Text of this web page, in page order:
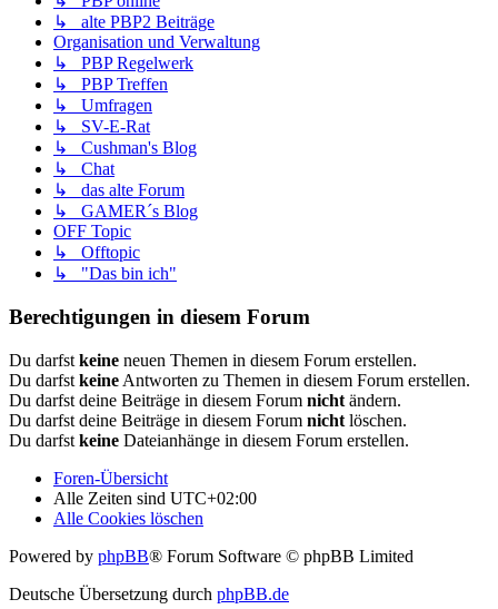
↳ alte PBP2 Beiträge
Organisation und Verwaltung
↳ PBP Regelwerk
↳ PBP Treffen
↳ Umfragen
↳ SV-E-Rat
↳ Cushman's Blog
↳ Chat
↳ das alte Forum
↳ GAMER´s Blog
OFF Topic
↳ Offtopic
↳ "Das bin ich"
Berechtigungen in diesem Forum
Du darfst keine neuen Themen in diesem Forum erstellen.
Du darfst keine Antworten zu Themen in diesem Forum erstellen.
Du darfst deine Beiträge in diesem Forum nicht ändern.
Du darfst deine Beiträge in diesem Forum nicht löschen.
Du darfst keine Dateianhänge in diesem Forum erstellen.
Foren-Übersicht
Alle Zeiten sind UTC+02:00
Alle Cookies löschen
Powered by phpBB® Forum Software © phpBB Limited
Deutsche Übersetzung durch phpBB.de